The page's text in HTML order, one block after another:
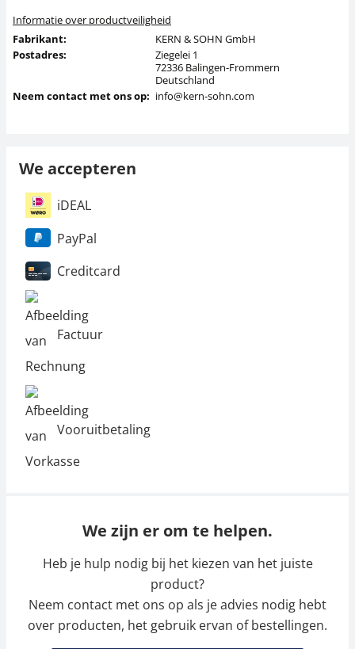
Informatie over productveiligheid
Fabrikant:
KERN & SOHN GmbH
Postadres:
Ziegelei 1
72336 Balingen-Frommern
Deutschland
Neem contact met ons op: info@kern-sohn.com
We accepteren
iDEAL
PayPal
Creditcard
Factuur
Vooruitbetaling
We zijn er om te helpen.
Heb je hulp nodig bij het kiezen van het juiste
product?
Neem contact met ons op als je advies nodig hebt
over producten, het gebruik ervan of bestellingen.